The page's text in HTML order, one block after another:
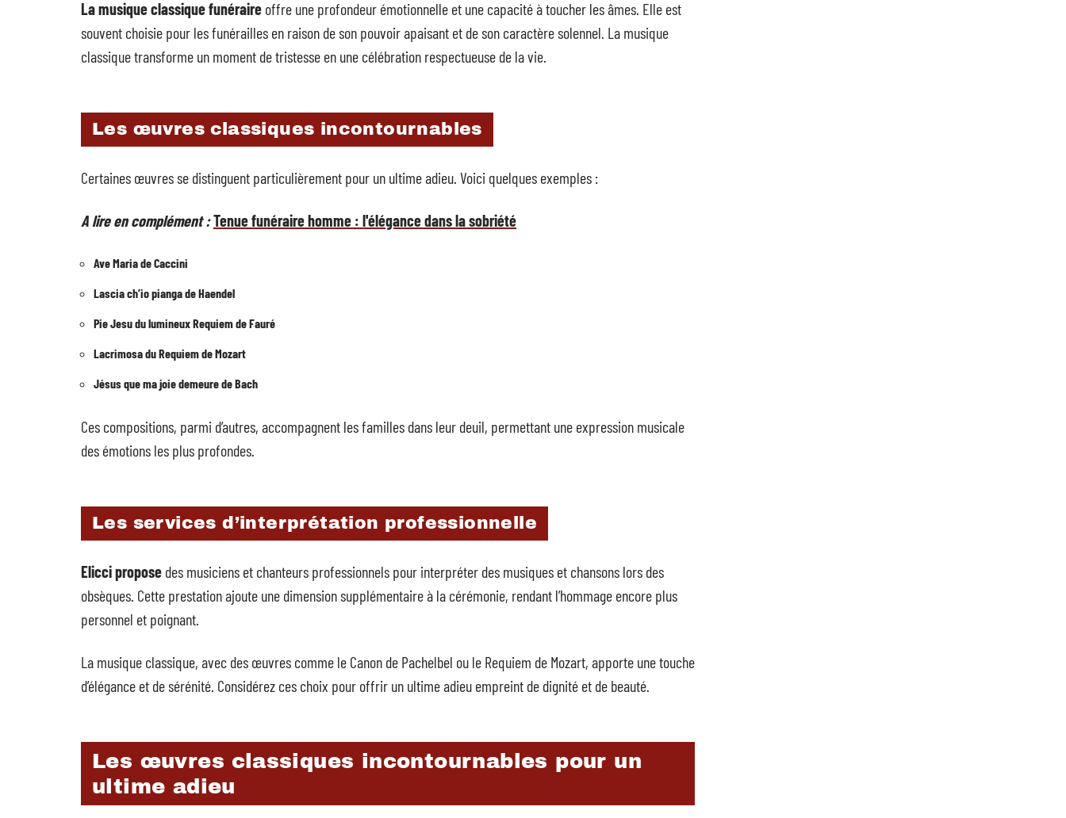
La musique classique funéraire offre une profondeur émotionnelle et une capacité à toucher les âmes. Elle est
souvent choisie pour les funérailles en raison de son pouvoir apaisant et de son caractère solennel. La musique
classique transforme un moment de tristesse en une célébration respectueuse de la vie.
Les œuvres classiques incontournables
Certaines œuvres se distinguent particulièrement pour un ultime adieu. Voici quelques exemples :
A lire en complément :Tenue funéraire homme : l'élégance dans la sobriété
Ave Maria de Caccini
Lascia ch’io pianga de Haendel
Pie Jesu du lumineux Requiem de Fauré
Lacrimosa du Requiem de Mozart
Jésus que ma joie demeure de Bach
Ces compositions, parmi d’autres, accompagnent les familles dans leur deuil, permettant une expression musicale
des émotions les plus profondes.
Les services d’interprétation professionnelle
Elicci propose des musiciens et chanteurs professionnels pour interpréter des musiques et chansons lors des
obsèques. Cette prestation ajoute une dimension supplémentaire à la cérémonie, rendant l’hommage encore plus
personnel et poignant.
La musique classique, avec des œuvres comme le Canon de Pachelbel ou le Requiem de Mozart, apporte une touche
d’élégance et de sérénité. Considérez ces choix pour offrir un ultime adieu empreint de dignité et de beauté.
Les œuvres classiques incontournables pour un
ultime adieu